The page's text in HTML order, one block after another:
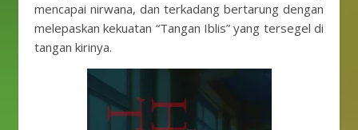
mencapai nirwana, dan terkadang bertarung dengan
melepaskan kekuatan “Tangan Iblis” yang tersegel di
tangan kirinya.